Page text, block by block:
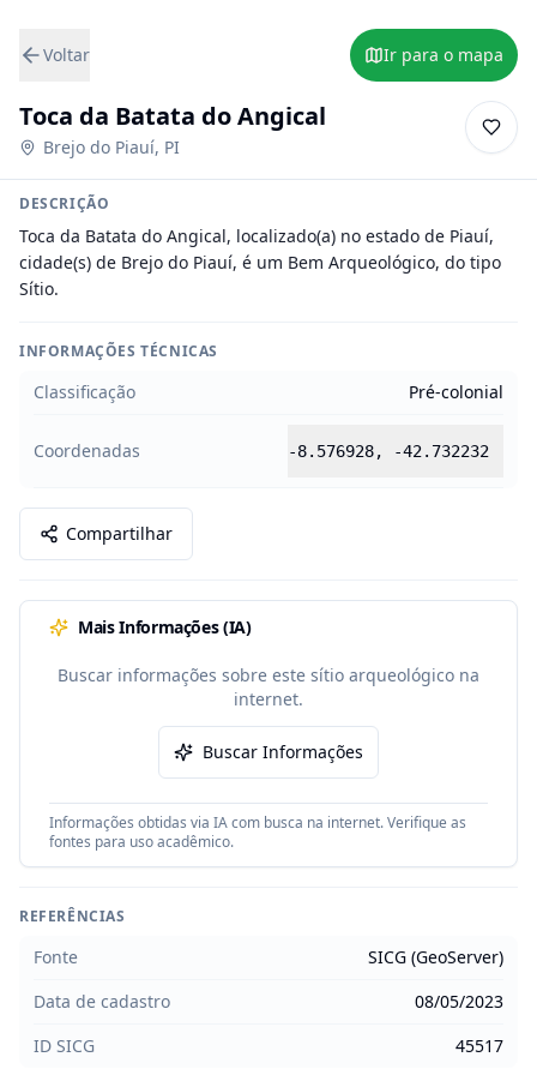
Voltar Ir para o mapa
Toca da Batata do Angical
Brejo do Piauí, PI
DESCRIÇÃO
Toca da Batata do Angical, localizado(a) no estado de Piauí,
cidade(s) de Brejo do Piauí, é um Bem Arqueológico, do tipo
Sítio.
INFORMAÇÕES TÉCNICAS
Classificação Pré-colonial
Coordenadas -8.576928, -42.732232
Compartilhar
Mais Informações (IA)
Buscar informações sobre este sítio arqueológico na
internet.
Buscar Informações
Informações obtidas via IA com busca na internet. Verifique as
fontes para uso acadêmico.
REFERÊNCIAS
Fonte
SICG (GeoServer)
Data de cadastro
08/05/2023
ID SICG
45517